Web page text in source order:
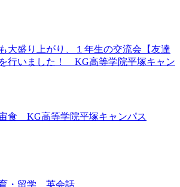
大盛り上がり、１年生の交流会【友達
行いました！ KG高等学院平塚キャン
食 KG高等学院平塚キャンパス
・留学 英会話